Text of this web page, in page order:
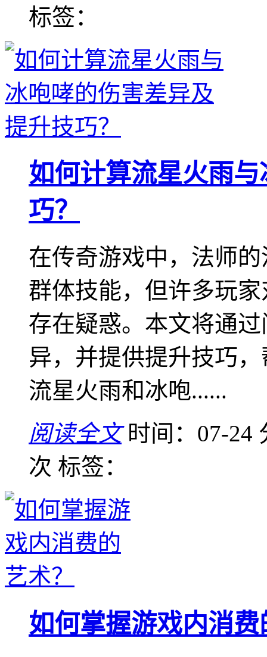
标签：
如何计算流星火雨
巧？
在传奇游戏中，法师
群体技能，但许多玩
存在疑惑。本文将通
异，并提供提升技巧
流星火雨和冰咆......
阅读全文 时间：07-24
次 标签：
如何掌握游戏内消